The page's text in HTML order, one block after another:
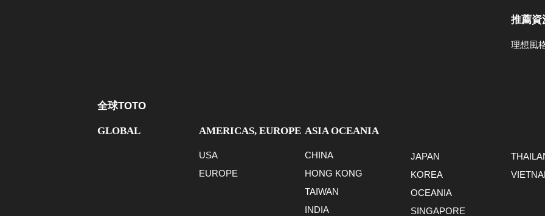
推薦資
理想風
全球TOTO
GLOBAL AMERICAS, EUROPE
USA
EUROPE
ASIA OCEANIA
CHINA
HONG KONG
TAIWAN
INDIA
JAPAN
KOREA
OCEANIA
SINGAPORE